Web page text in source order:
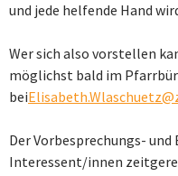
und jede helfende Hand
Wer sich also vorstellen
möglichst bald im
bei
Der Vorbesprechungs-
Interessent/innen